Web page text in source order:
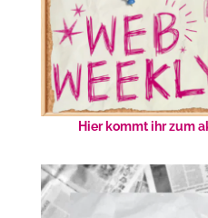
Hier kommt ihr zum